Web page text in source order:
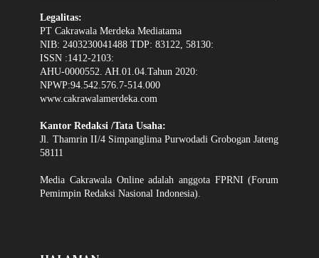
Legalitas:
PT Cakrawala Merdeka Mediatama
NIB: 2403230041488 TDP: 83122, 58130:
ISSN :1412-2103:
AHU-0000552. AH.01.04.Tahun 2020:
NPWP:94.542.576.7-514.000
www.cakrawalamerdeka.com
Kantor Redaksi /Tata Usaha:
Jl. Thamrin II/4 Simpanglima Purwodadi Grobogan Jateng
58111
Media Cakrawala Online adalah anggota FPRNI (Forum
Pemimpin Redaksi Nasional Indonesia).